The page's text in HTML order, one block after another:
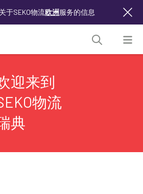
于SEKO物流欧洲服务的信息
迎来到
物流
典